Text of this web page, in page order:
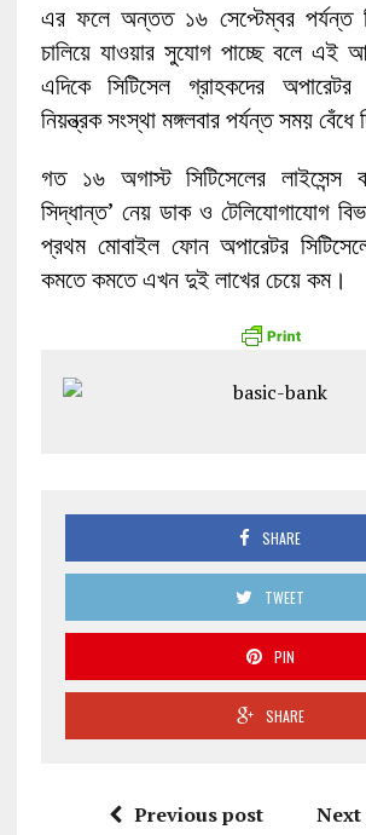
এর ফলে অন্তত ১৬ সেপ্টেম্বর পর্যন্ত
চালিয়ে যাওয়ার সুযোগ পাচ্ছে বলে এই
এদিকে সিটিসেল গ্রাহকদের অপারেটর
নিয়ন্ত্রক সংস্থা মঙ্গলবার পর্যন্ত সময় বেঁধে
গত ১৬ অগাস্ট সিটিসেলের লাইসেন্স
সিদ্ধান্ত’ নেয় ডাক ও টেলিযোগাযোগ
প্রথম মোবাইল ফোন অপারেটর
কমতে কমতে এখন দুই লাখের চেয়ে কম।
SHARE
TWEET
PIN
SHARE
Previous post Next